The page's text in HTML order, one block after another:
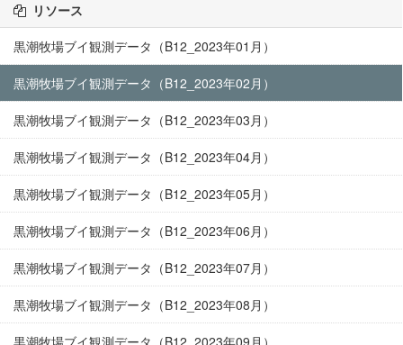
リソース
黒潮牧場ブイ観測データ（B12_2023年01月）
黒潮牧場ブイ観測データ（B12_2023年02月）
黒潮牧場ブイ観測データ（B12_2023年03月）
黒潮牧場ブイ観測データ（B12_2023年04月）
黒潮牧場ブイ観測データ（B12_2023年05月）
黒潮牧場ブイ観測データ（B12_2023年06月）
黒潮牧場ブイ観測データ（B12_2023年07月）
黒潮牧場ブイ観測データ（B12_2023年08月）
黒潮牧場ブイ観測データ（B12_2023年09月）